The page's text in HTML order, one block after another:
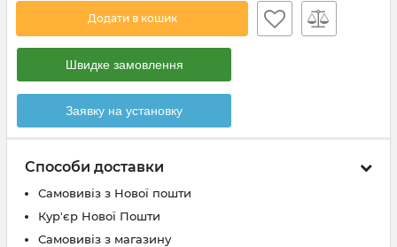
Додати в кошик
Швидке замовлення
Заявку на установку
Способи доставки
Самовивіз з Нової пошти
Кур'єр Нової Пошти
Самовивіз з магазину